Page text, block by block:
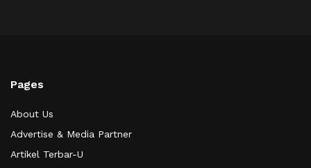
Pages
About Us
Advertise & Media Partner
Artikel Terbar-U